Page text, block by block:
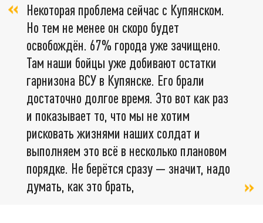
Некоторая проблема сейчас с Купянском.
Но тем не менее он скоро будет
освобождён. 67% города уже зачищено.
Там наши бойцы уже добивают остатки
гарнизона ВСУ в Купянске. Его брали
достаточно долгое время. Это вот как раз
и показывает то, что мы не хотим
рисковать жизнями наших солдат и
выполняем это всё в несколько плановом
порядке. Не берётся сразу — значит, надо
думать, как это брать,